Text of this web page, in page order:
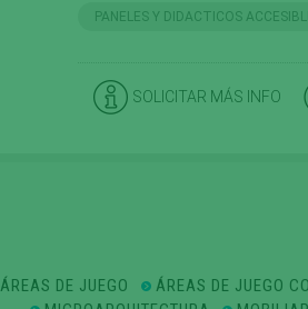
PANELES Y DIDACTICOS
SOLICITAR MÁS INFO
ÁREAS DE JUEGO ÁREAS DE JUEGO